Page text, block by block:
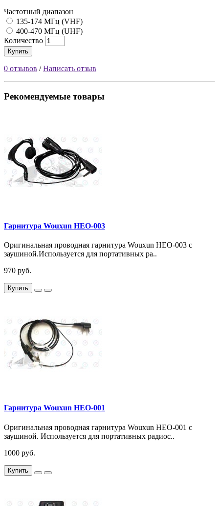
Частотный диапазон
135-174 МГц (VHF)
400-470 МГц (UHF)
Количество
Купить
0 отзывов /Написать отзыв
Рекомендуемые товары
Гарнитура Wouxun HEO-003
Оригинальная проводная гарнитура Wouxun HEO-003 с
заушиной.Используется для портативных ра..
970 руб.
Купить
Гарнитура Wouxun HEO-001
Оригинальная проводная гарнитура Wouxun HEO-001 с
заушиной. Используется для портативных радиос..
1000 руб.
Купить